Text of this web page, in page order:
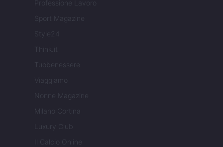
Professione Lavoro
Sport Magazine
Style24
Think.it
Tuobenessere
Viaggiamo
Nonne Magazine
Milano Cortina
Luxury Club
Il Calcio Online